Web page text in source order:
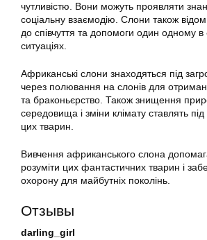
чутливістю. Вони можуть проявляти
соціальну взаємодію. Слони також
до співчуття та допомоги один одному в
ситуаціях.
Африканські слони знаходяться під
через полювання на слонів для
та браконьєрство. Також знищення
середовища і зміни клімату ставлять під
цих тварин.
Вивчення африканського слона
розуміти цих фантастичних тварин і
охорону для майбутніх поколінь.
Отзывы
darling_girl